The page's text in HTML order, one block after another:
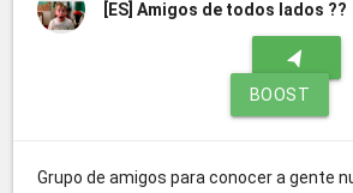
[ES] Amigos de todos lados ??
navigation
BOOST
Grupo de amigos para conocer a gente